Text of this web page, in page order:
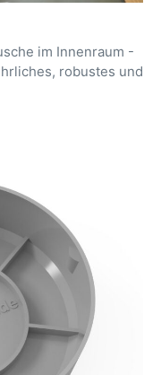
im Innenraum -
robustes und